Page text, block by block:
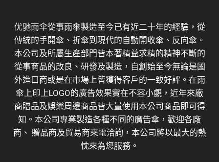
优驰雨伞從事雨傘製造至今已有近二十年的經驗，從
傳統的手開傘、折傘到現代的自動開收傘、反向傘。
本公司及所屬生產部門皆本著精益求精的精神不斷的
從事商品的改良、研發及製造，自創始至今無論是國
外進口商或是在市場上皆獲得客戶的一致好評。在雨
傘上印上LOGO的廣告效果實在不容小覷，近年來廠
商贈品及娛樂周邊商品皆大量使用本公司商品即可得
知。本公司專業製造各種不同的廣告傘，歡迎各廠
商、 贈品商及貿易商來電洽詢，本公司將以最大的熱
忱來為您服務。